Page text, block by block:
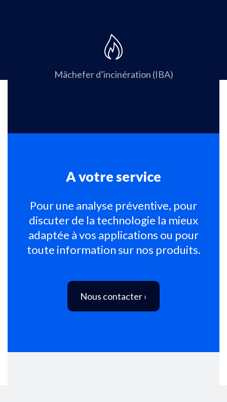
Mâchefer d’incinération (IBA)
A votre service
Pour une analyse préventive, pour
discuter de la technologie la mieux
adaptée à vos applications ou pour
toute information sur nos produits.
Nous contacter ›